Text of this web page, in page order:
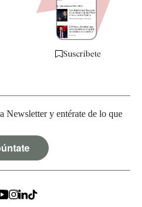
Suscríbete
Newsletter y entérate de lo que